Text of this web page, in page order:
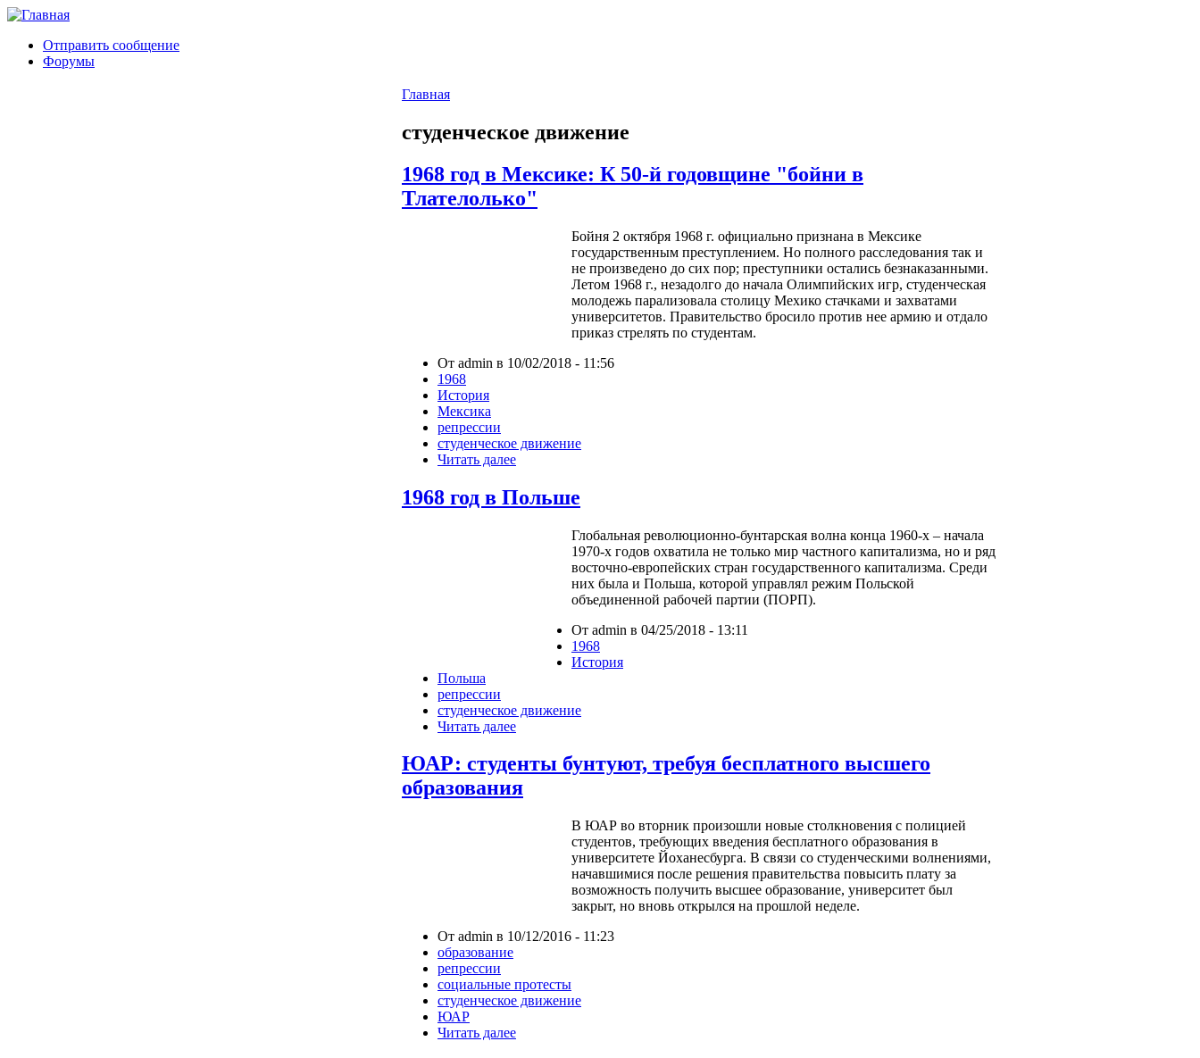
Отправить сообщение
Форумы
Главная
студенческое движение
1968 год в Мексике: К 50-й годовщине "бойни в
Тлателолько"
Бойня 2 октября 1968 г. официально признана в Мексике
государственным преступлением. Но полного расследования так и
не произведено до сих пор; преступники остались безнаказанными.
Летом 1968 г., незадолго до начала Олимпийских игр, студенческая
молодежь парализовала столицу Мехико стачками и захватами
университетов. Правительство бросило против нее армию и отдало
приказ стрелять по студентам.
От admin в 10/02/2018 - 11:56
1968
История
Мексика
репрессии
студенческое движение
Читать далее
1968 год в Польше
Глобальная революционно-бунтарская волна конца 1960-х – начала
1970-х годов охватила не только мир частного капитализма, но и ряд
восточно-европейских стран государственного капитализма. Среди
них была и Польша, которой управлял режим Польской
объединенной рабочей партии (ПОРП).
От admin в 04/25/2018 - 13:11
1968
История
Польша
репрессии
студенческое движение
Читать далее
ЮАР: студенты бунтуют, требуя бесплатного высшего
образования
В ЮАР во вторник произошли новые столкновения с полицией
студентов, требующих введения бесплатного образования в
университете Йоханесбурга. В связи со студенческими волнениями,
начавшимися после решения правительства повысить плату за
возможность получить высшее образование, университет был
закрыт, но вновь открылся на прошлой неделе.
От admin в 10/12/2016 - 11:23
образование
репрессии
социальные протесты
студенческое движение
ЮАР
Читать далее